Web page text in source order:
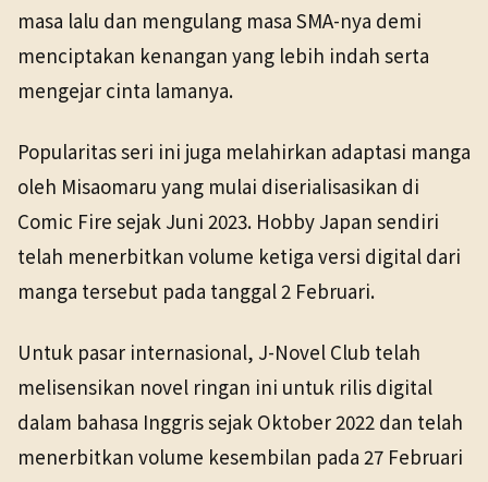
masa lalu dan mengulang masa SMA-nya demi
menciptakan kenangan yang lebih indah serta
mengejar cinta lamanya.
Popularitas seri ini juga melahirkan adaptasi manga
oleh Misaomaru yang mulai diserialisasikan di
Comic Fire sejak Juni 2023. Hobby Japan sendiri
telah menerbitkan volume ketiga versi digital dari
manga tersebut pada tanggal 2 Februari.
Untuk pasar internasional, J-Novel Club telah
melisensikan novel ringan ini untuk rilis digital
dalam bahasa Inggris sejak Oktober 2022 dan telah
menerbitkan volume kesembilan pada 27 Februari